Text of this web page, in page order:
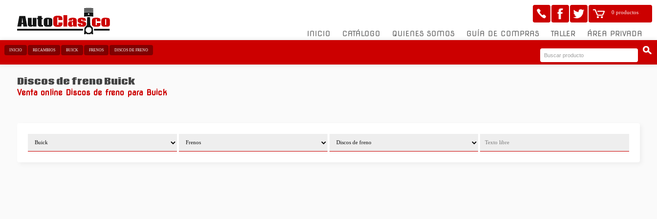
0 productos
INICIO CATÁLOGO QUIENES SOMOS GUÍA DE COMPRAS TALLER ÁREA PRIVADA
INICIO RECAMBIOS BUICK FRENOS DISCOS DE FRENO
Discos de freno Buick
Venta online Discos de freno para Buick